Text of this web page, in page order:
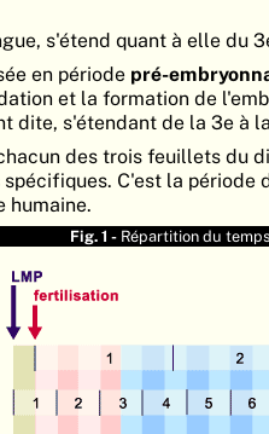
s'étend quant à elle du
en période pré-
et la formation de
dite, s'étendant de la 3e à
des trois feuillets du
C'est la période
humaine.
Fig. 1 - Répartition du